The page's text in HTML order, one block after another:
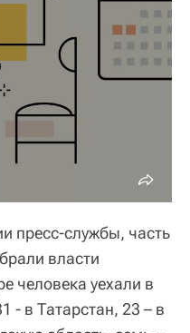
пресс-службы, часть
власти
человека уехали в
- в Татарстан, 23 – в